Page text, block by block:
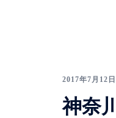
2017年7月12日
神奈